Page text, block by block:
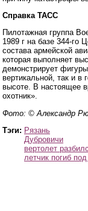
Справка ТАСС
Пилотажная группа
1989 г на базе 344-го
состава армейской
которая выполняет
демонстрирует
вертикальной, так и в
высоте. В настоящее
охотник».
Фото: © Александр
Тэги: Рязань
Дубровичи
вертолет
летчик погиб